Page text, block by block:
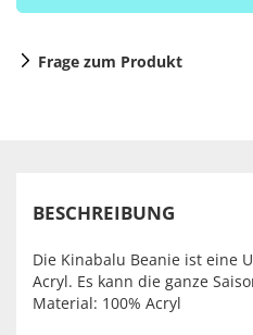
Frage zum Produkt
BESCHREIBUNG
Die Kinabalu Beanie ist eine
Acryl. Es kann die ganze
Material: 100% Acryl